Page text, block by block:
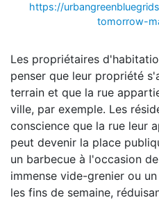
https://
tomorrow-
Les propriétaires
penser que leur propriété
terrain et que la rue
ville, par exemple. Les
conscience que la rue leur
peut devenir la place
un barbecue à l'occasion
immense vide-grenier ou
les fins de semaine,